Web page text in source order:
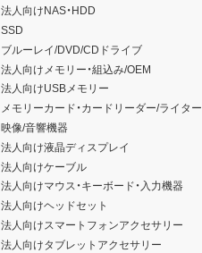
法人向けNAS・HDD
SSD
ブルーレイ/DVD/CDドライブ
法人向けメモリー・組込み/OEM
法人向けUSBメモリー
メモリーカード・カードリーダー/ライター
映像/音響機器
法人向け液晶ディスプレイ
法人向けケーブル
法人向けマウス・キーボード・入力機器
法人向けヘッドセット
法人向けスマートフォンアクセサリー
法人向けタブレットアクセサリー